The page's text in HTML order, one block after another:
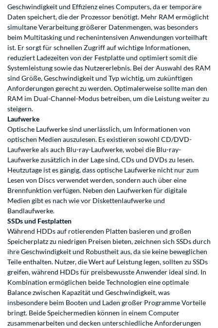
Geschwindigkeit und Effizienz eines Computers, da er temporäre
Daten speichert, die der Prozessor benötigt. Mehr RAM ermöglicht
simultane Verarbeitung größerer Datenmengen, was besonders
beim Multitasking und rechenintensiven Anwendungen vorteilhaft
ist. Er sorgt für schnellen Zugriff auf wichtige Informationen,
reduziert Ladezeiten von der Festplatte und optimiert somit die
Systemleistung sowie das Nutzererlebnis. Bei der Auswahl des RAM
sind Größe, Geschwindigkeit und Typ wichtig, um zukünftigen
Anforderungen gerecht zu werden. Optimalerweise sollte man den
RAM im Dual-Channel-Modus betreiben, um die Leistung weiter zu
steigern.
Laufwerke
Optische Laufwerke sind unerlässlich, um Informationen von
optischen Medien auszulesen. Es existieren sowohl CD/DVD-
Laufwerke als auch Blu-ray-Laufwerke, wobei die Blu-ray-
Laufwerke zusätzlich in der Lage sind, CDs und DVDs zu lesen.
Heutzutage ist es gängig, dass optische Laufwerke nicht nur zum
Lesen von Discs verwendet werden, sondern auch über eine
Brennfunktion verfügen. Neben den Laufwerken für digitale
Medien gibt es nach wie vor Diskettenlaufwerke und
Bandlaufwerke.
SSDs und Festplatten
Während HDDs auf rotierenden Platten basieren und großen
Speicherplatz zu niedrigen Preisen bieten, zeichnen sich SSDs durch
ihre Geschwindigkeit und Robustheit aus, da sie keine beweglichen
Teile enthalten. Nutzer, die Wert auf Leistung legen, sollten zu SSDs
greifen, während HDDs für preisbewusste Anwender ideal sind. In
Kombination ermöglichen beide Technologien eine optimale
Balance zwischen Kapazität und Geschwindigkeit, was
insbesondere beim Booten und Laden großer Programme Vorteile
bringt. Beide Speichermedien können in einem Computer
zusammenarbeiten und decken unterschiedliche Anforderungen